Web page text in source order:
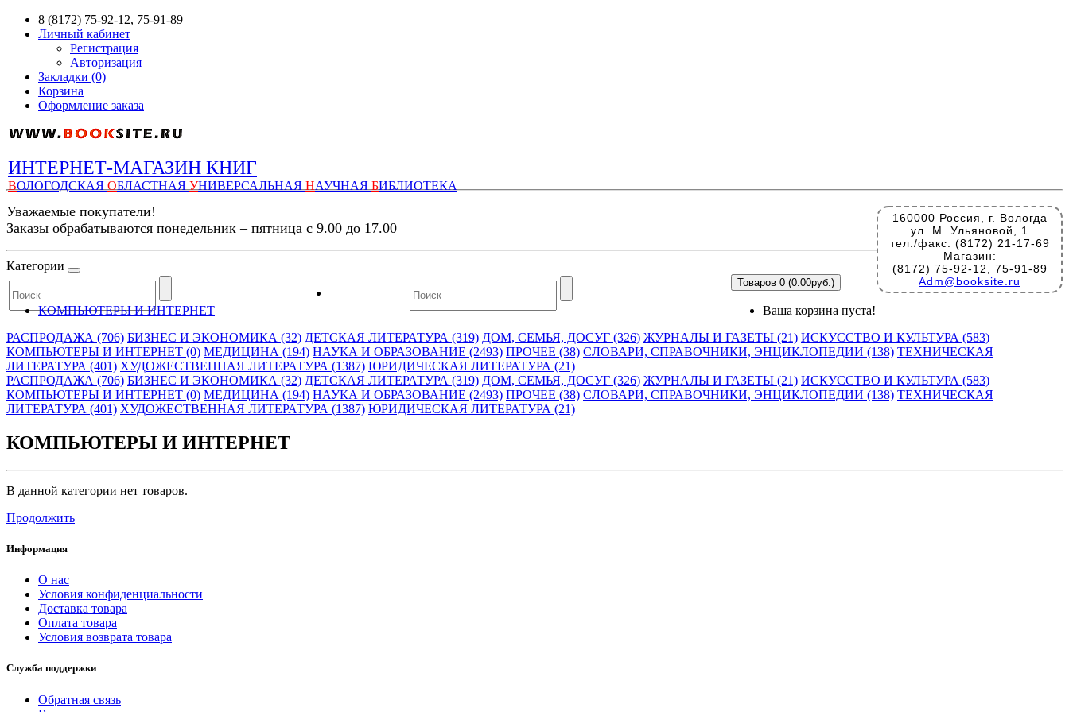
8 (8172) 75-92-12, 75-91-89
Личный кабинет
Регистрация
Авторизация
Закладки (0)
Корзина
Оформление заказа
ИНТЕРНЕТ-МАГАЗИН КНИГ
ВОЛОГОДСКАЯ ОБЛАСТНАЯ УНИВЕРСАЛЬНАЯ НАУЧНАЯ БИБЛИОТЕКА
160000 Россия, г. Вологда
ул. М. Ульяновой, 1
тел./факс: (8172) 21-17-69
Магазин:
(8172) 75-92-12, 75-91-89
Adm@booksite.ru
Уважаемые покупатели!
Заказы обрабатываются понедельник – пятница с 9.00 до 17.00
Категории
Товаров 0 (0.00руб.)
Ваша корзина пуста!
КОМПЬЮТЕРЫ И ИНТЕРНЕТ
РАСПРОДАЖА (706) БИЗНЕС И ЭКОНОМИКА (32) ДЕТСКАЯ ЛИТЕРАТУРА (319) ДОМ, СЕМЬЯ, ДОСУГ (326) ЖУРНАЛЫ И ГАЗЕТЫ (21) ИСКУССТВО И КУЛЬТУРА (583)
КОМПЬЮТЕРЫ И ИНТЕРНЕТ (0) МЕДИЦИНА (194) НАУКА И ОБРАЗОВАНИЕ (2493) ПРОЧЕЕ (38) СЛОВАРИ, СПРАВОЧНИКИ, ЭНЦИКЛОПЕДИИ (138) ТЕХНИЧЕСКАЯ
ЛИТЕРАТУРА (401) ХУДОЖЕСТВЕННАЯ ЛИТЕРАТУРА (1387) ЮРИДИЧЕСКАЯ ЛИТЕРАТУРА (21)
РАСПРОДАЖА (706) БИЗНЕС И ЭКОНОМИКА (32) ДЕТСКАЯ ЛИТЕРАТУРА (319) ДОМ, СЕМЬЯ, ДОСУГ (326) ЖУРНАЛЫ И ГАЗЕТЫ (21) ИСКУССТВО И КУЛЬТУРА (583)
КОМПЬЮТЕРЫ И ИНТЕРНЕТ (0) МЕДИЦИНА (194) НАУКА И ОБРАЗОВАНИЕ (2493) ПРОЧЕЕ (38) СЛОВАРИ, СПРАВОЧНИКИ, ЭНЦИКЛОПЕДИИ (138) ТЕХНИЧЕСКАЯ
ЛИТЕРАТУРА (401) ХУДОЖЕСТВЕННАЯ ЛИТЕРАТУРА (1387) ЮРИДИЧЕСКАЯ ЛИТЕРАТУРА (21)
КОМПЬЮТЕРЫ И ИНТЕРНЕТ
В данной категории нет товаров.
Продолжить
Информация
О нас
Условия конфиденциальности
Доставка товара
Оплата товара
Условия возврата товара
Служба поддержки
Обратная связь